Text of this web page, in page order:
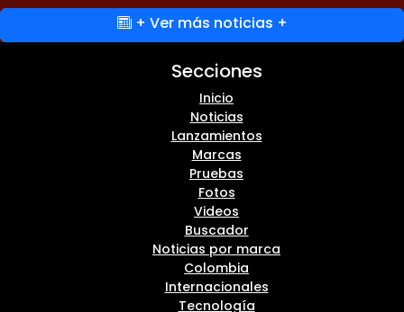
+ Ver más noticias +
Secciones
Inicio
Noticias
Lanzamientos
Marcas
Pruebas
Fotos
Videos
Buscador
Noticias por marca
Colombia
Internacionales
Tecnología